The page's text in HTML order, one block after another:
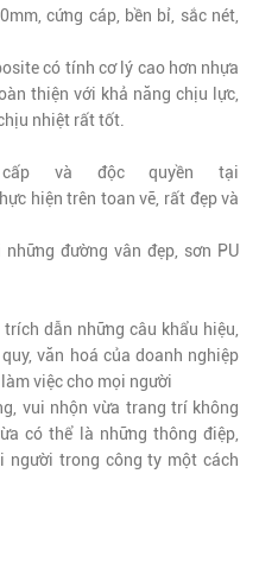
cứng cáp, bền bỉ, sắc nét,
có tính cơ lý cao hơn nhựa
thiện với khả năng chịu lực,
nhiệt rất tốt.
và độc quyền tại
hiện trên toan vẽ, rất đẹp và
đường vân đẹp, sơn PU
dẫn những câu khẩu hiệu,
văn hoá của doanh nghiệp
việc cho mọi người
vui nhộn vừa trang trí không
có thể là những thông điệp,
người trong công ty một cách